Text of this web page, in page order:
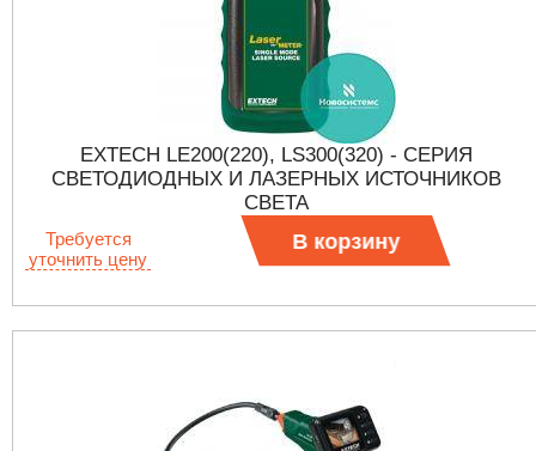
EXTECH LE200(220), LS300(320) - СЕРИЯ
СВЕТОДИОДНЫХ И ЛАЗЕРНЫХ ИСТОЧНИКОВ
СВЕТА
Требуется
уточнить цену
В корзину